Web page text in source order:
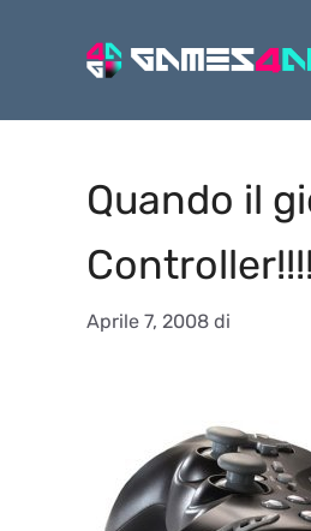
Quando il
Controller!!!!
Aprile 7, 2008 di